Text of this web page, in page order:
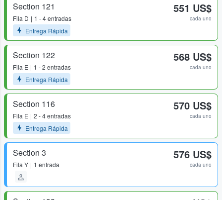
Section 121
Fila D
1 - 4 entradas
Entrega Rápida
551 US$
cada uno
Section 122
Fila E
1 - 2 entradas
Entrega Rápida
568 US$
cada uno
Section 116
Fila E
2 - 4 entradas
Entrega Rápida
570 US$
cada uno
Section 3
Fila Y 1 entrada
576 US$
cada uno